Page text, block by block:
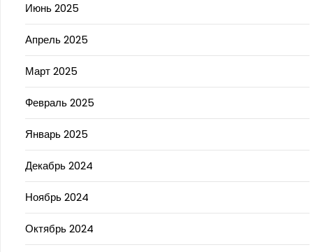
Июнь 2025
Апрель 2025
Март 2025
Февраль 2025
Январь 2025
Декабрь 2024
Ноябрь 2024
Октябрь 2024